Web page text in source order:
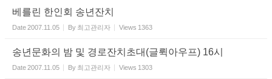
베를린 한인회 송년잔치
Date2007.11.05 By 최고관리자 Views 1363
송년문화의 밤 및 경로잔치초대(글뤽아우프) 16시
Date2007.11.05 By 최고관리자 Views 1303